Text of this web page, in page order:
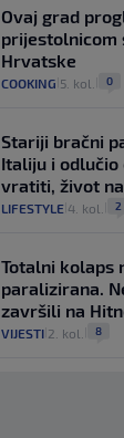
Ovaj grad
prijestolnicom
Hrvatske
COOKING 5. kol. 0
Stariji bračni
Italiju i odlučio
vratiti, život
LIFESTYLE 4. kol. 2
Totalni kolaps
paralizirana.
završili na
VIJESTI 2. kol. 8